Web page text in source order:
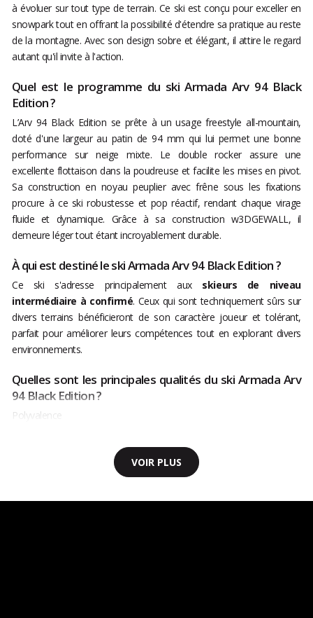
à évoluer sur tout type de terrain. Ce ski est conçu pour exceller en
snowpark tout en offrant la possibilité d'étendre sa pratique au reste
de la montagne. Avec son design sobre et élégant, il attire le regard
autant qu'il invite à l'action.
Quel est le programme du ski Armada Arv 94 Black
Edition ?
L’Arv 94 Black Edition se prête à un usage freestyle all-mountain,
doté d'une largeur au patin de 94 mm qui lui permet une bonne
performance sur neige mixte. Le double rocker assure une
excellente flottaison dans la poudreuse et facilite les mises en pivot.
Sa construction en noyau peuplier avec frêne sous les fixations
procure à ce ski robustesse et pop réactif, rendant chaque virage
fluide et dynamique. Grâce à sa construction w3DGEWALL, il
demeure léger tout étant incroyablement durable.
À qui est destiné le ski Armada Arv 94 Black Edition ?
Ce ski s'adresse principalement aux skieurs de niveau
intermédiaire à confirmé. Ceux qui sont techniquement sûrs sur
divers terrains bénéficieront de son caractère joueur et tolérant,
parfait pour améliorer leurs compétences tout en explorant divers
environnements.
Quelles sont les principales qualités du ski Armada Arv
94 Black Edition ?
Polyvalence
VOIR PLUS